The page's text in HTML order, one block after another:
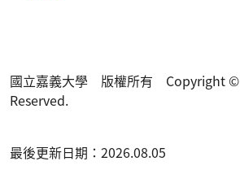
國立嘉義大學 版權所有 Copyright ©
Reserved.
最後更新日期：2026.08.05